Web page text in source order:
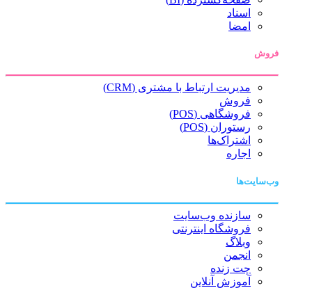
اسناد
امضا
فروش
مدیریت ارتباط با مشتری (CRM)
فروش
فروشگاهی (POS)
رستوران (POS)
اشتراک‌ها
اجاره
وب‌سایت‌ها
سازنده وب‌سایت
فروشگاه اینترنتی
وبلاگ
انجمن
چت زنده
آموزش آنلاین